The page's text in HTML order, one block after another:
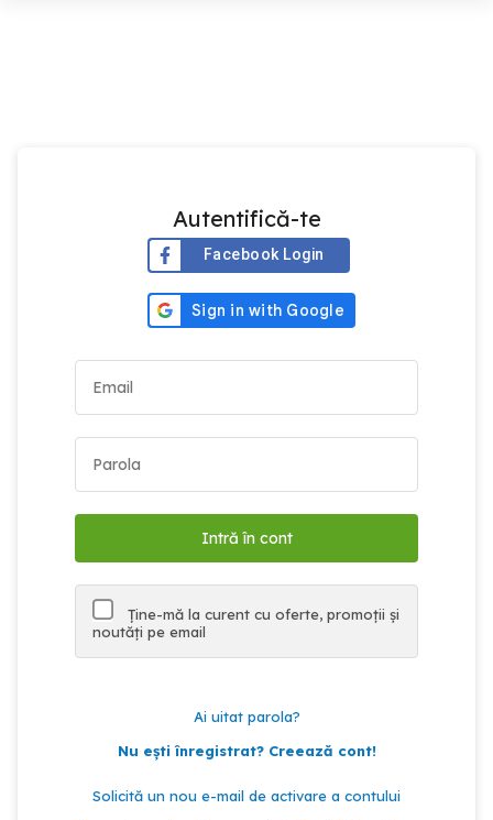
Autentifică-te
Facebook Login
Ține-mă la curent cu oferte, promoții și
noutăți pe email
Ai uitat parola?
Nu ești înregistrat? Creează cont!
Solicită un nou e-mail de activare a contului